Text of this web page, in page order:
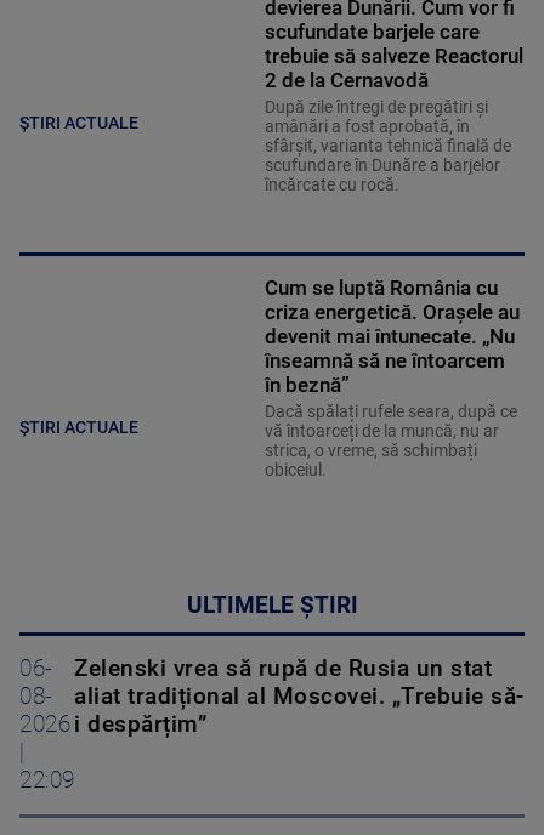
ȘTIRI ACTUALE
devierea Dunării. Cum vor fi
scufundate barjele care
trebuie să salveze Reactorul
2 de la Cernavodă
După zile întregi de pregătiri și
amânări a fost aprobată, în
sfârșit, varianta tehnică finală de
scufundare în Dunăre a barjelor
încărcate cu rocă.
ȘTIRI ACTUALE
Cum se luptă România cu
criza energetică. Orașele au
devenit mai întunecate. „Nu
înseamnă să ne întoarcem
în beznă”
Dacă spălați rufele seara, după ce
vă întoarceți de la muncă, nu ar
strica, o vreme, să schimbați
obiceiul.
ULTIMELE ȘTIRI
06-
08-
2026
22:09
Zelenski vrea să rupă de Rusia un stat
aliat tradițional al Moscovei. „Trebuie să-
i despărțim”